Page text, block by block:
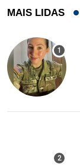
MAIS LIDAS